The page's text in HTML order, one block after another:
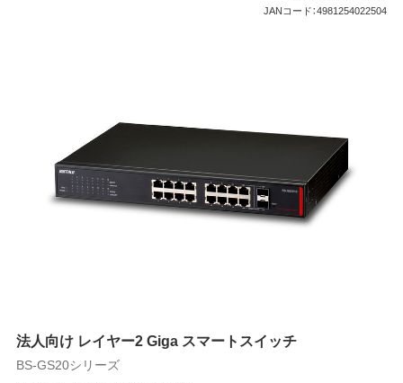
JANコード：4981254022504
法人向け レイヤー2 Giga スマートスイッチ
BS-GS20シリーズ